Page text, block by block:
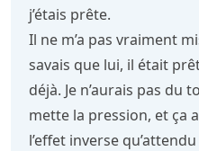
j’étais prête.
Il ne m’a pas vraiment
savais que lui, il était
déjà. Je n’aurais pas du
mette la pression, et ça
l’effet inverse